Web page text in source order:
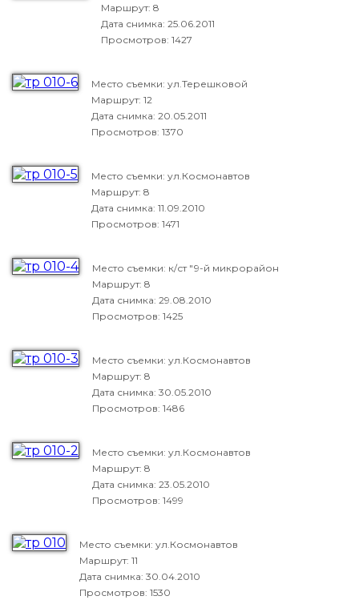
Маршрут: 8
Дата снимка: 25.06.2011
Просмотров: 1427
Место съемки: ул.Терешковой
Маршрут: 12
Дата снимка: 20.05.2011
Просмотров: 1370
Место съемки: ул.Космонавтов
Маршрут: 8
Дата снимка: 11.09.2010
Просмотров: 1471
Место съемки: к/ст "9-й микрорайон
Маршрут: 8
Дата снимка: 29.08.2010
Просмотров: 1425
Место съемки: ул.Космонавтов
Маршрут: 8
Дата снимка: 30.05.2010
Просмотров: 1486
Место съемки: ул.Космонавтов
Маршрут: 8
Дата снимка: 23.05.2010
Просмотров: 1499
Место съемки: ул.Космонавтов
Маршрут: 11
Дата снимка: 30.04.2010
Просмотров: 1530